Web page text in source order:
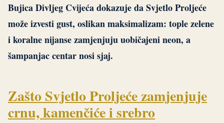
Bujica Divljeg Cvijeća dokazuje da Svjetlo Proljeće
može izvesti gust, oslikan maksimalizam: tople zelene
i koralne nijanse zamjenjuju uobičajeni neon, a
šampanjac centar nosi sjaj.
Zašto Svjetlo Proljeće zamjenjuje
crnu, kamenčiće i srebro